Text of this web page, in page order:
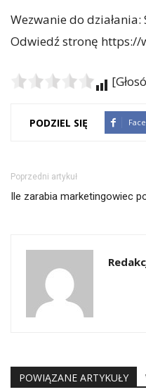
Wezwanie do
Odwiedź stronę https://
PODZIEL SIĘ
Poprzedni artykuł
Ile zarabia marketingowiec
POWIĄZANE ARTYKUŁY